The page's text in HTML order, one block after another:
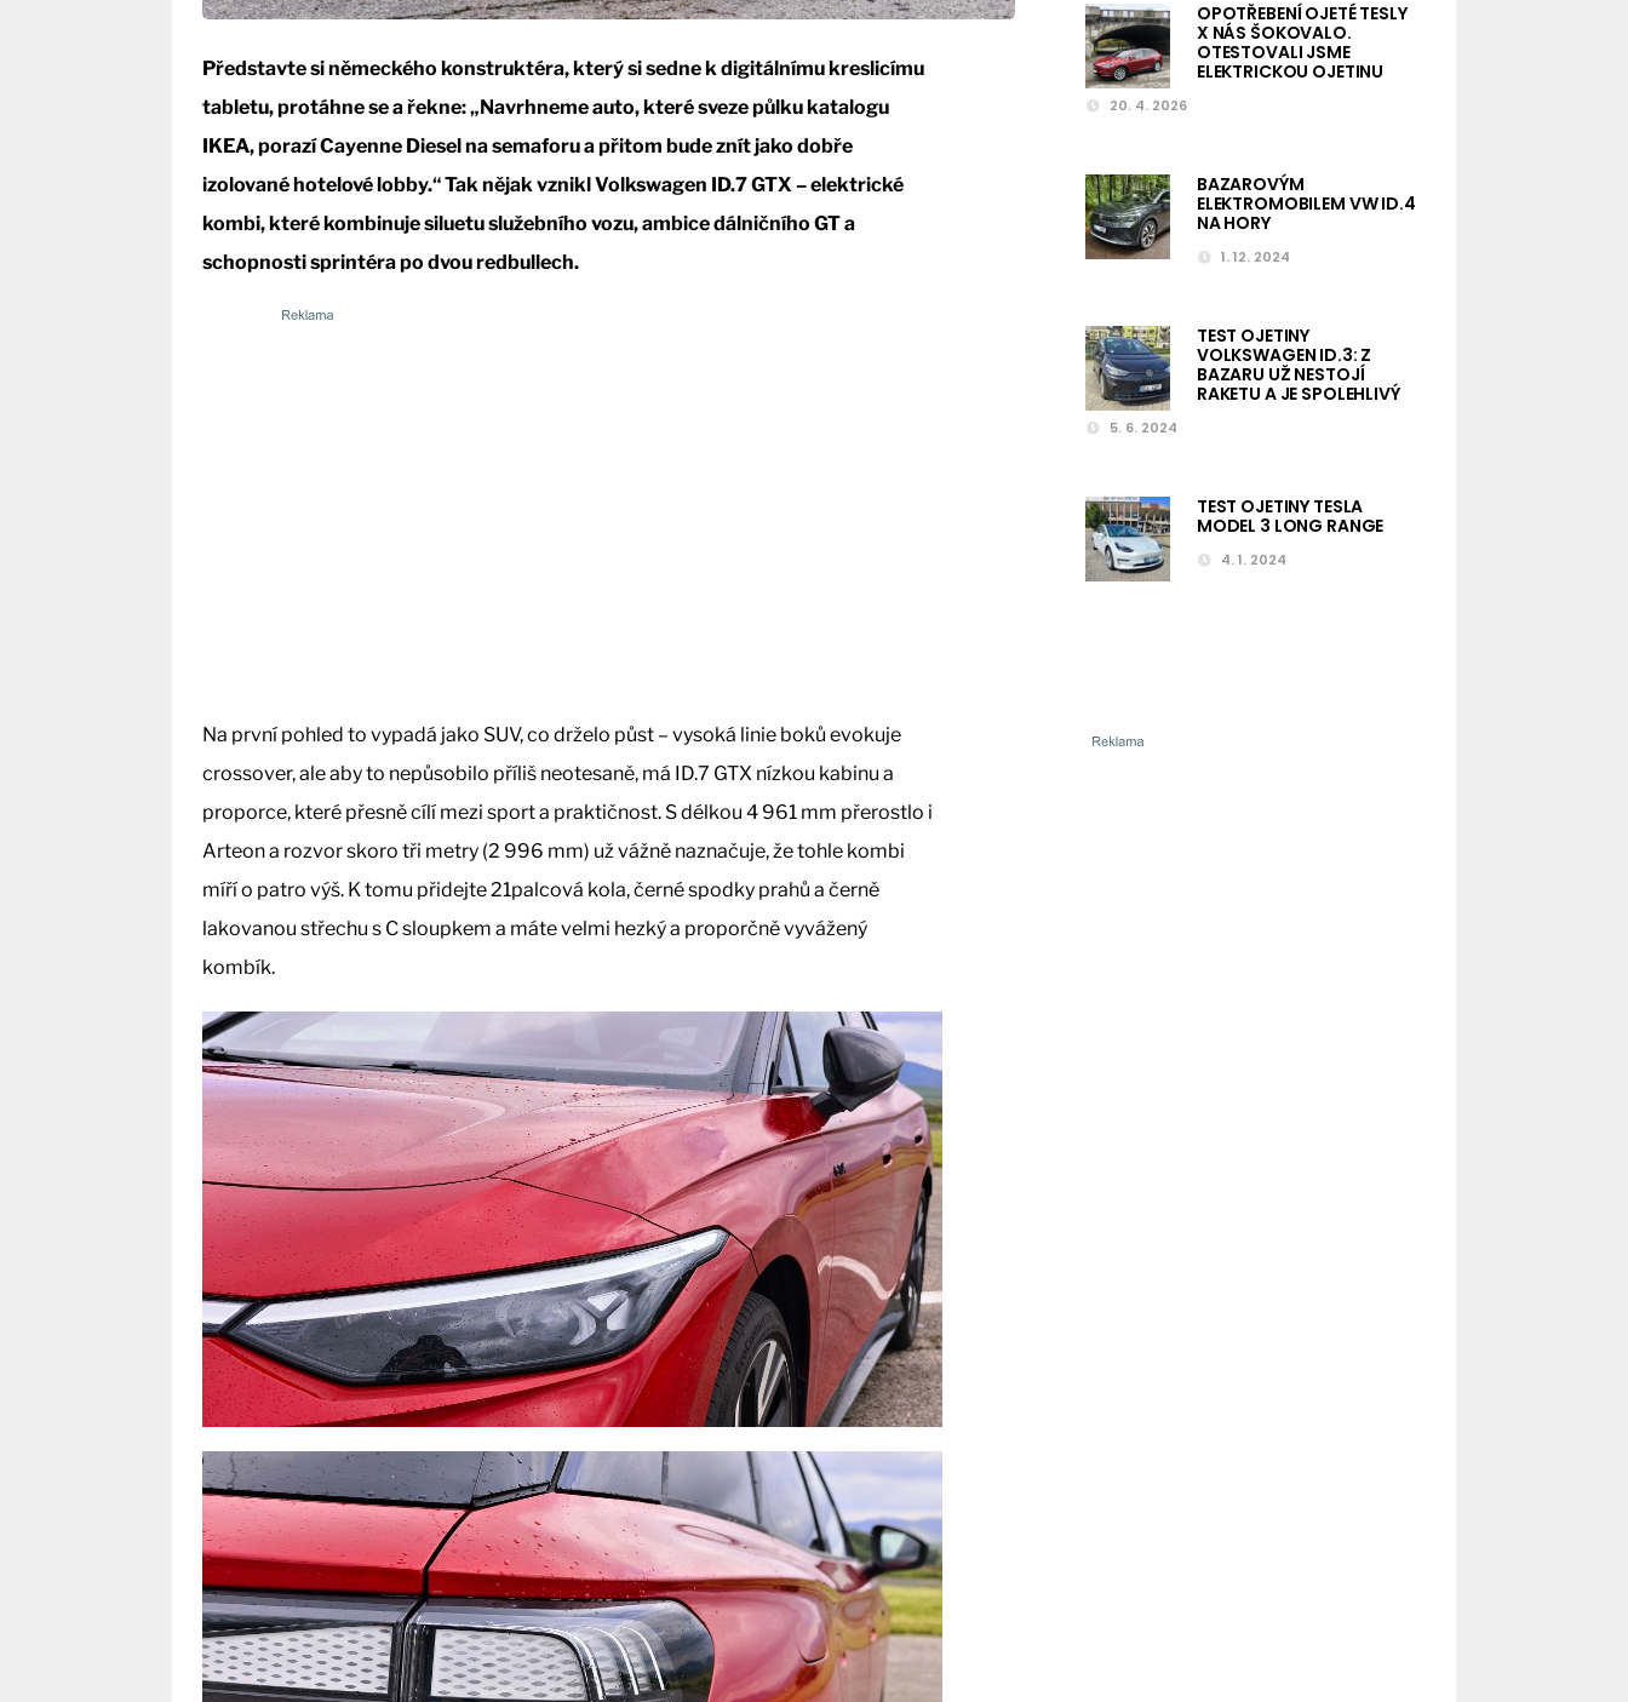
Představte si německého konstruktéra, který si sedne k digitálnímu kreslicímu
tabletu, protáhne se a řekne: „Navrhneme auto, které sveze půlku katalogu
IKEA, porazí Cayenne Diesel na semaforu a přitom bude znít jako dobře
izolované hotelové lobby.“ Tak nějak vznikl Volkswagen ID.7 GTX – elektrické
kombi, které kombinuje siluetu služebního vozu, ambice dálničního GT a
schopnosti sprintéra po dvou redbullech.
Na první pohled to vypadá jako SUV, co drželo půst – vysoká linie boků evokuje
crossover, ale aby to nepůsobilo příliš neotesaně, má ID.7 GTX nízkou kabinu a
proporce, které přesně cílí mezi sport a praktičnost. S délkou 4 961 mm přerostlo i
Arteon a rozvor skoro tři metry (2 996 mm) už vážně naznačuje, že tohle kombi
míří o patro výš. K tomu přidejte 21palcová kola, černé spodky prahů a černě
lakovanou střechu s C sloupkem a máte velmi hezký a proporčně vyvážený
kombík.
OPOTŘEBENÍ OJETÉ TESLY
X NÁS ŠOKOVALO.
OTESTOVALI JSME
ELEKTRICKOU OJETINU
20. 4. 2026
BAZAROVÝM
ELEKTROMOBILEM VW ID.4
NA HORY
1. 12. 2024
TEST OJETINY
VOLKSWAGEN ID.3: Z
BAZARU UŽ NESTOJÍ
RAKETU A JE SPOLEHLIVÝ
5. 6. 2024
TEST OJETINY TESLA
MODEL 3 LONG RANGE
4. 1. 2024